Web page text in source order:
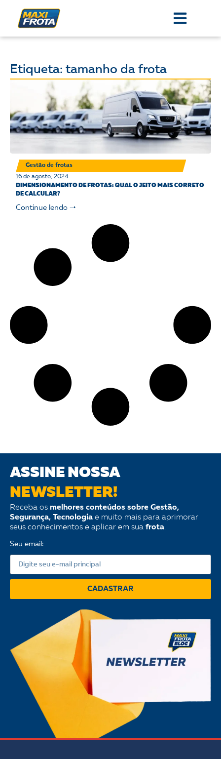
Etiqueta: tamanho da frota
Gestão de frotas
16 de agosto, 2024
DIMENSIONAMENTO DE FROTAS: QUAL O JEITO MAIS CORRETO
DE CALCULAR?
Continue lendo 🠒
ASSINE NOSSA
NEWSLETTER!
Receba os melhores conteúdos sobre Gestão,
Segurança, Tecnologia e muito mais para aprimorar
seus conhecimentos e aplicar em sua frota.
Seu email:
CADASTRAR